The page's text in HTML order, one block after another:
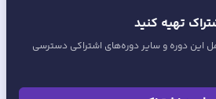
تهیه کنید
این دوره و سایر دوره‌های اشتراکی دسترسی